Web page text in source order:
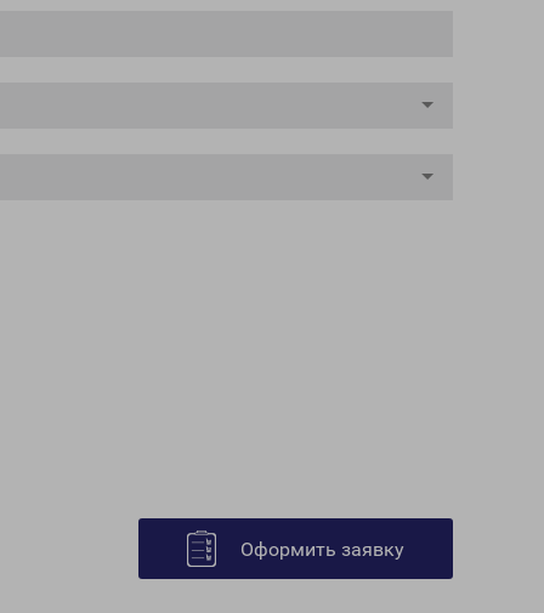
Оформить заявку